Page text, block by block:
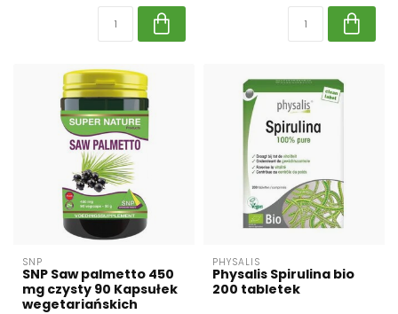
SNP
SNP Saw palmetto 450
mg czysty 90 Kapsułek
wegetariańskich
PHYSALIS
Physalis Spirulina bio
200 tabletek